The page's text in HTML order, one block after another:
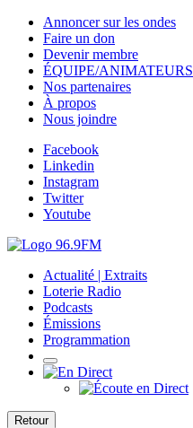
Annoncer sur les ondes
Faire un don
Devenir membre
ÉQUIPE/ANIMATEURS
Nos partenaires
À propos
Nous joindre
Facebook
Linkedin
Instagram
Twitter
Youtube
Actualité | Extraits
Loterie Radio
Podcasts
Émissions
Programmation
Retour